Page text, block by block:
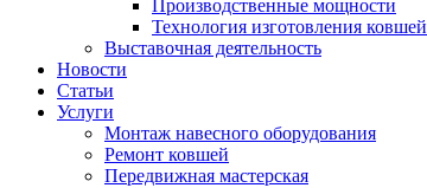
Производственные мощности
Технология изготовления ковшей
Выставочная деятельность
Новости
Статьи
Услуги
Монтаж навесного оборудования
Ремонт ковшей
Передвижная мастерская